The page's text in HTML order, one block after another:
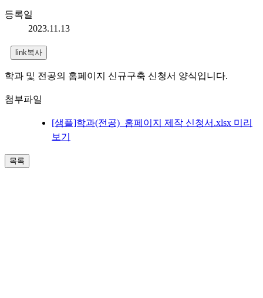
등록일
2023.11.13
학과 및 전공의 홈페이지 신규구축 신청서 양식입니다.
첨부파일
[샘플]학과(전공)_홈페이지 제작 신청서.xlsx 미리
보기